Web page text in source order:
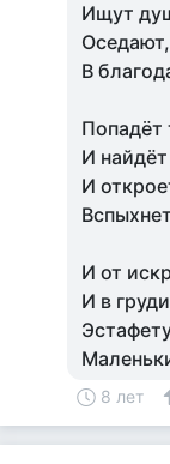
Ищут
В
Попадёт
И
И
И от
И в
8 лет